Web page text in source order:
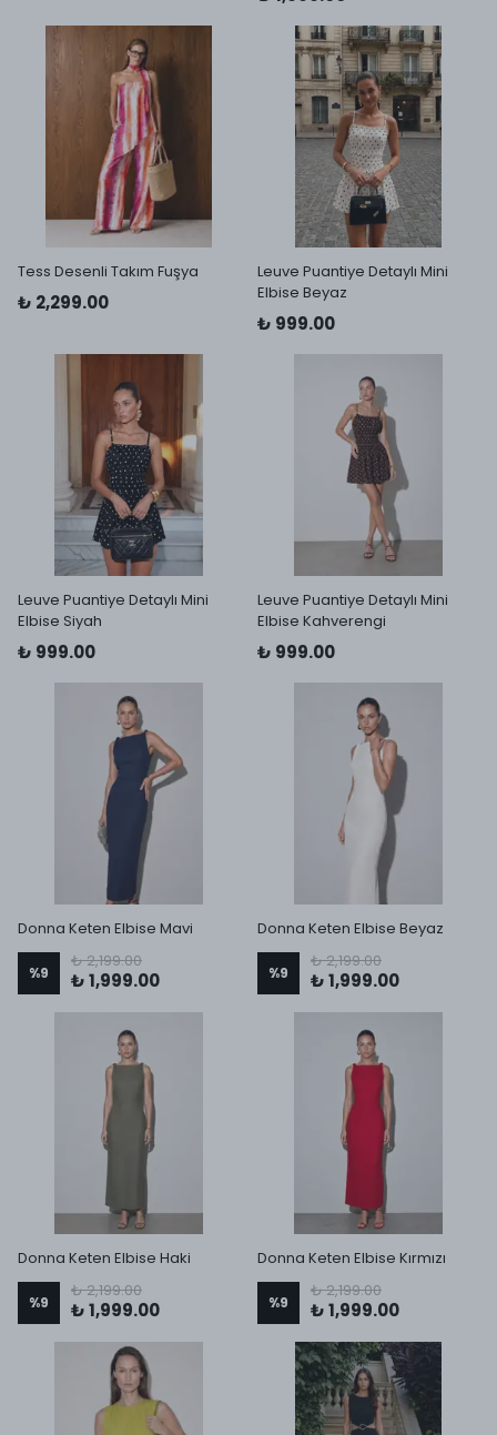
Tess Desenli Takım Fuşya
₺ 2,299.00
Leuve Puantiye Detaylı Mini
Elbise Beyaz
₺ 999.00
Leuve Puantiye Detaylı Mini
Elbise Siyah
₺ 999.00
Leuve Puantiye Detaylı Mini
Elbise Kahverengi
₺ 999.00
Donna Keten Elbise Mavi
%9
₺ 2,199.00
₺ 1,999.00
Donna Keten Elbise Beyaz
%9
₺ 2,199.00
₺ 1,999.00
Donna Keten Elbise Haki
%9
₺ 2,199.00
₺ 1,999.00
Donna Keten Elbise Kırmızı
%9
₺ 2,199.00
₺ 1,999.00